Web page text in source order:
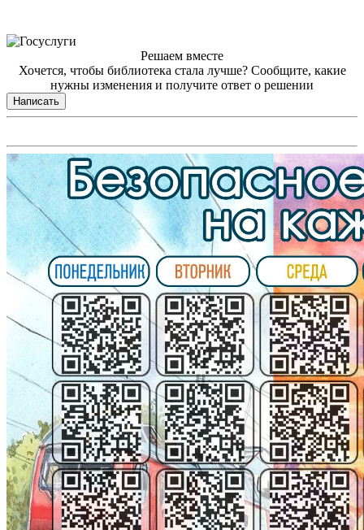
Решаем вместе
Хочется, чтобы библиотека стала лучше? Сообщите, какие
нужны изменения и получите ответ о решении
Написать